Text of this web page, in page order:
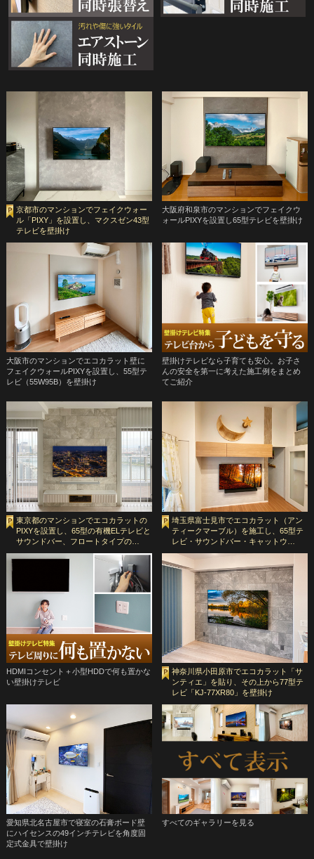
京都市のマンションでフェイクウォー
ル「PIXY」を設置し、マクスゼン43型
テレビを壁掛け
大阪府和泉市のマンションでフェイクウ
ォールPIXYを設置し65型テレビを壁掛け
大阪市のマンションでエコカラット壁に
フェイクウォールPIXYを設置し、55型テ
レビ（55W95B）を壁掛け
壁掛けテレビなら子育ても安心。お子さ
んの安全を第一に考えた施工例をまとめ
てご紹介
東京都のマンションでエコカラットの
PIXYを設置し、65型の有機ELテレビと
サウンドバー、フロートタイプの…
埼玉県富士見市でエコカラット（アン
ティークマーブル）を施工し、65型テ
レビ・サウンドバー・キャットウ…
HDMIコンセント＋小型HDDで何も置かな
い壁掛けテレビ
神奈川県小田原市でエコカラット「サ
ンティエ」を貼り、その上から77型テ
レビ「KJ-77XR80」を壁掛け
愛知県北名古屋市で寝室の石膏ボード壁
にハイセンスの49インチテレビを角度固
定式金具で壁掛け
すべてのギャラリーを見る